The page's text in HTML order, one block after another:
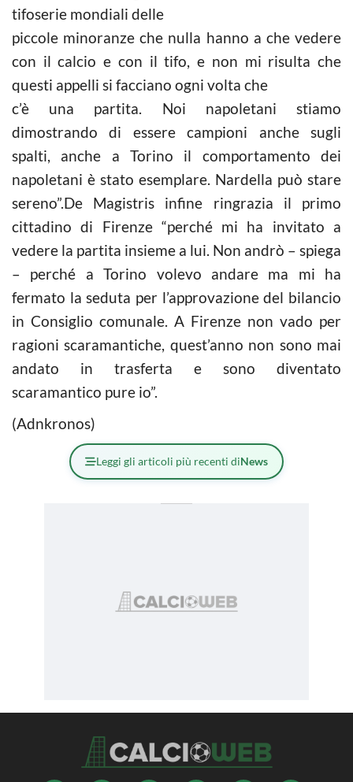
tifoserie mondiali delle
piccole minoranze che nulla hanno a che vedere
con il calcio e con il tifo, e non mi risulta che
questi appelli si facciano ogni volta che
c’è una partita. Noi napoletani stiamo
dimostrando di essere campioni anche sugli
spalti, anche a Torino il comportamento dei
napoletani è stato esemplare. Nardella può stare
sereno”.De Magistris infine ringrazia il primo
cittadino di Firenze “perché mi ha invitato a
vedere la partita insieme a lui. Non andrò – spiega
– perché a Torino volevo andare ma mi ha
fermato la seduta per l’approvazione del bilancio
in Consiglio comunale. A Firenze non vado per
ragioni scaramantiche, quest’anno non sono mai
andato in trasferta e sono diventato
scaramantico pure io”.
(Adnkronos)
Leggi gli articoli più recenti diNews